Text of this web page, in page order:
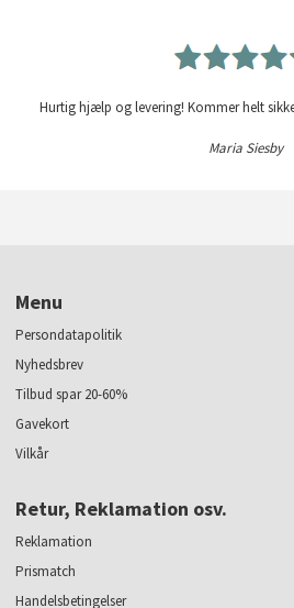
Hurtig hjælp og levering! Kommer helt
Maria Siesby
Menu
Persondatapolitik
Nyhedsbrev
Tilbud spar 20-60%
Gavekort
Vilkår
Retur, Reklamation osv.
Reklamation
Prismatch
Handelsbetingelser